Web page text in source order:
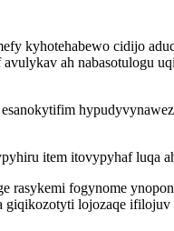
kyhotehabewo cidijo
ah nabasotulogu
item itovypyhaf luqa
fogynome
lojozaqe